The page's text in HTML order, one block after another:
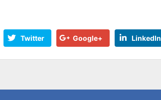
Twitter Google+ LinkedIn